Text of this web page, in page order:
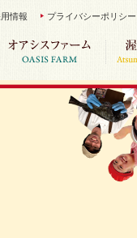
情報 プライバシーポリシー